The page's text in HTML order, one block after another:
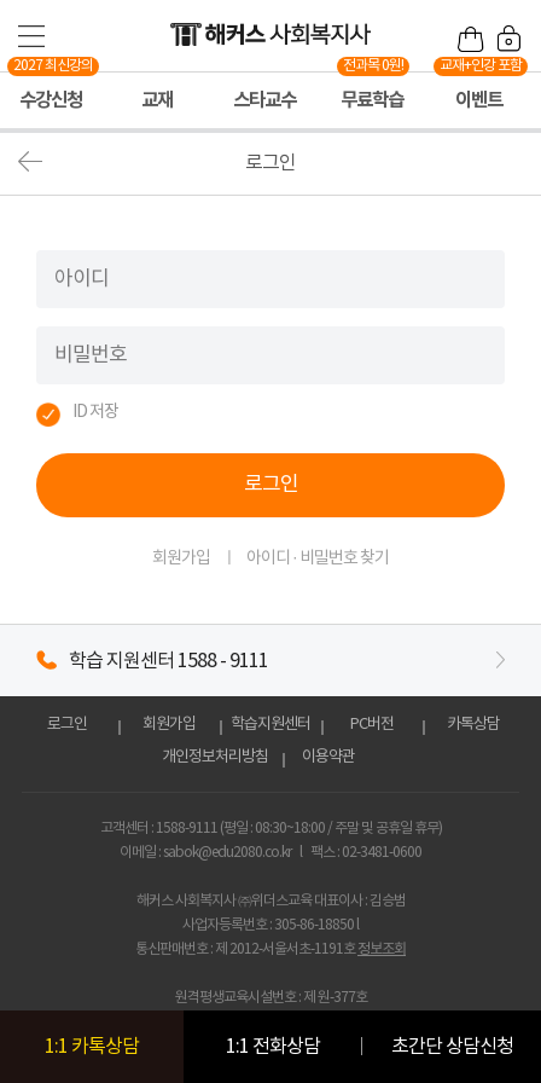
수강신청
2027 최신강의
교재 스타교수 무료학습
전과목 0원!
이벤트
교재+인강 포함
로그인
ID 저장
로그인
회원가입 아이디 · 비밀번호 찾기
학습 지원센터 1588 - 9111
1:1 카톡상담 1:1 전화상담 초간단 상담신청
로그인 회원가입 학습지원센터 PC버전
카톡상담
개인정보처리방침
이용약관
고객센터 : 1588-9111 (평일 : 08:30~18:00 / 주말 및 공휴일 휴무)
이메일 : sabok@edu2080.co.kr
팩스 : 02-3481-0600
해커스 사회복지사 ㈜위더스교육 대표이사 : 김승범
사업자등록번호 : 305-86-18850 l
통신판매번호 : 제 2012-서울서초-1191호 정보조회
원격평생교육시설번호 : 제 원-377호
주소 : 서울시 서초구 서초동 1317-31 세계빌딩 7층